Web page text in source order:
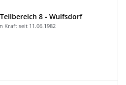
8 - Wulfsdorf
Kraft seit 11.06.1982